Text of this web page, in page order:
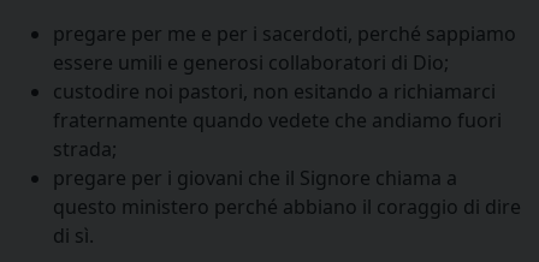
pregare per me e per i sacerdoti, perché sappiamo
essere umili e generosi collaboratori di Dio;
custodire noi pastori, non esitando a richiamarci
fraternamente quando vedete che andiamo fuori
strada;
pregare per i giovani che il Signore chiama a
questo ministero perché abbiano il coraggio di dire
di sì.